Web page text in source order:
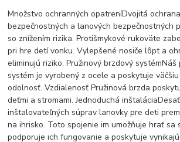
Množstvo ochranných opatreníDvojitá
bezpečnostných a lanových bezpečnostných
so znížením rizika. Protišmykové rukoväte
pri hre detí vonku. Vylepšené nosiče lôpt a
eliminujú riziko. Pružinový brzdový
systém je vyrobený z ocele a poskytuje
odolnosť. Vzdialenosť Pružinová brzda
deťmi a stromami. Jednoduchá
inštalovateľných súprav lanovky pre deti
na ihrisko. Toto spojenie im umožňuje hrať sa
podporuje ich fungovanie a poskytuje